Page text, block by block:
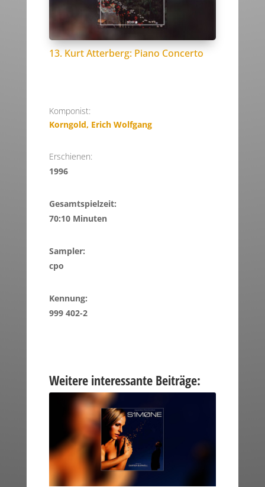
13. Kurt Atterberg: Piano Concerto
Komponist:
Korngold, Erich Wolfgang
Erschienen:
1996
Gesamtspielzeit:
70:10 Minuten
Sampler:
cpo
Kennung:
999 402-2
Weitere interessante Beiträge: